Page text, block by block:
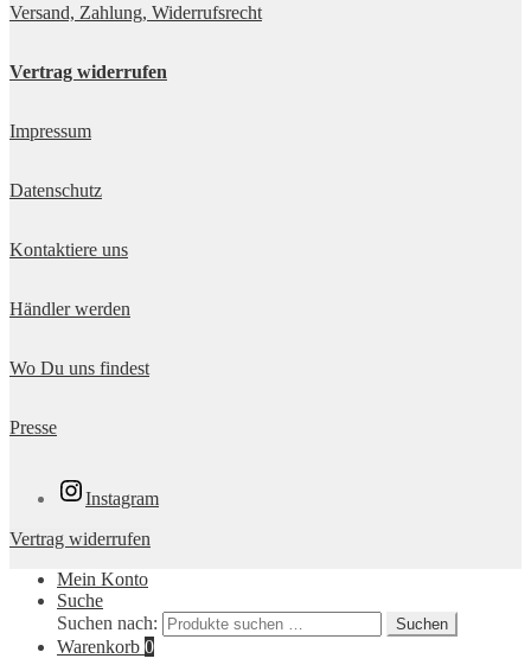
Versand, Zahlung, Widerrufsrecht
Vertrag widerrufen
Impressum
Datenschutz
Kontaktiere uns
Händler werden
Wo Du uns findest
Presse
Instagram
Vertrag widerrufen
Mein Konto
Suche
Suchen nach:
Suchen
Warenkorb 0